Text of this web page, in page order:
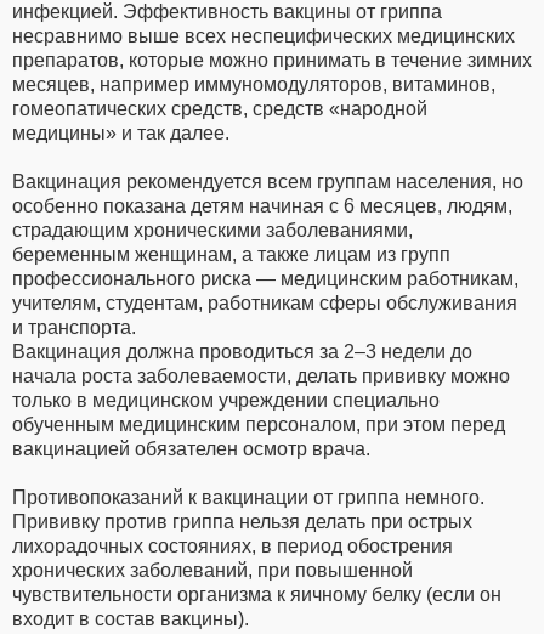
инфекцией. Эффективность вакцины от гриппа
несравнимо выше всех неспецифических медицинских
препаратов, которые можно принимать в течение зимних
месяцев, например иммуномодуляторов, витаминов,
гомеопатических средств, средств «народной
медицины» и так далее.
Вакцинация рекомендуется всем группам населения, но
особенно показана детям начиная с 6 месяцев, людям,
страдающим хроническими заболеваниями,
беременным женщинам, а также лицам из групп
профессионального риска — медицинским работникам,
учителям, студентам, работникам сферы обслуживания
и транспорта.
Вакцинация должна проводиться за 2–3 недели до
начала роста заболеваемости, делать прививку можно
только в медицинском учреждении специально
обученным медицинским персоналом, при этом перед
вакцинацией обязателен осмотр врача.
Противопоказаний к вакцинации от гриппа немного.
Прививку против гриппа нельзя делать при острых
лихорадочных состояниях, в период обострения
хронических заболеваний, при повышенной
чувствительности организма к яичному белку (если он
входит в состав вакцины).